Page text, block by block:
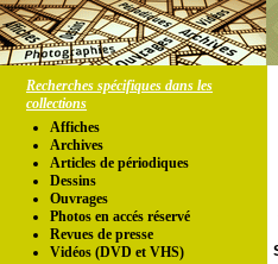
Recherches spécifiques dans les
collections
Affiches
Archives
Articles de périodiques
Dessins
Ouvrages
Photos en accés réservé
Revues de presse
Vidéos (DVD et VHS)